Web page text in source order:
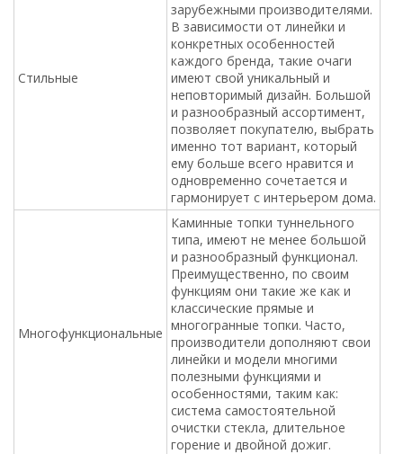
Стильные
зарубежными производителями.
В зависимости от линейки и
конкретных особенностей
каждого бренда, такие очаги
имеют свой уникальный и
неповторимый дизайн. Большой
и разнообразный ассортимент,
позволяет покупателю, выбрать
именно тот вариант, который
ему больше всего нравится и
одновременно сочетается и
гармонирует с интерьером дома.
Многофункциональные
Каминные топки туннельного
типа, имеют не менее большой
и разнообразный функционал.
Преимущественно, по своим
функциям они такие же как и
классические прямые и
многогранные топки. Часто,
производители дополняют свои
линейки и модели многими
полезными функциями и
особенностями, таким как:
система самостоятельной
очистки стекла, длительное
горение и двойной дожиг.